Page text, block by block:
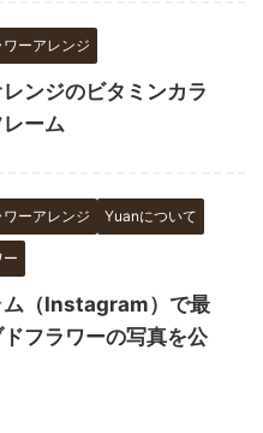
ーアレンジ
ンジのビタミンカラ
ーム
ーアレンジ Yuanについて
ム（Instagram）で最
フラワーの写真を公